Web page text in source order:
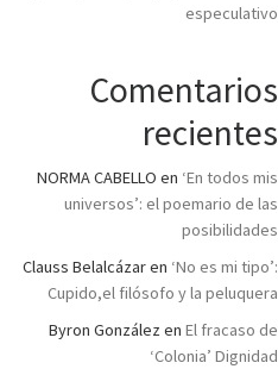
especulativo
Comentarios
recientes
NORMA CABELLO en ‘En todos mis
universos’: el poemario de las
posibilidades
Clauss Belalcázaren ‘No es mi tipo’:
Cupido,el filósofo y la peluquera
Byron González en El fracaso de
‘Colonia’ Dignidad